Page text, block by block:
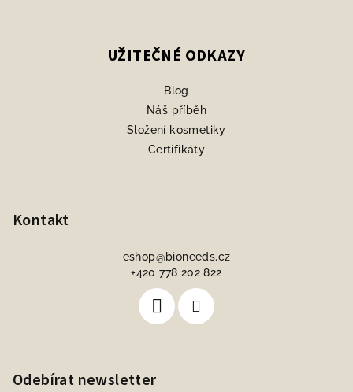
UŽITEČNÉ ODKAZY
Blog
Náš příběh
Složení kosmetiky
Certifikáty
Kontakt
eshop@bioneeds.cz
+420 778 202 822
Odebírat newsletter